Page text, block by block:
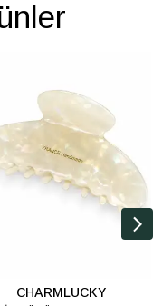
CHARMLUCKY